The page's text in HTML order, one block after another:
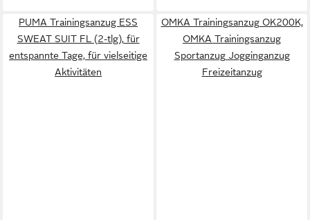
PUMA Trainingsanzug ESS
SWEAT SUIT FL (2-tlg), für
entspannte Tage, für vielseitige
Aktivitäten
OMKA Trainingsanzug OK200K,
OMKA Trainingsanzug
Sportanzug Jogginganzug
Freizeitanzug